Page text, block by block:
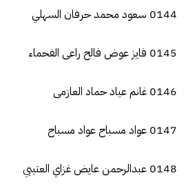
0144 سعود محمد حرفان السهلي
0145 فايز عوض فالح راعى الفحماء
0146 غانم عياد حماد العازمى
0147 عواد مسباح عواد مسباح
0148 عبدالرحمن عايض غزاي العتيبي